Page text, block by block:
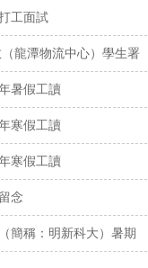
工面試
龍潭物流中心）學生署
暑假工讀
寒假工讀
寒假工讀
念
簡稱：明新科大）暑期